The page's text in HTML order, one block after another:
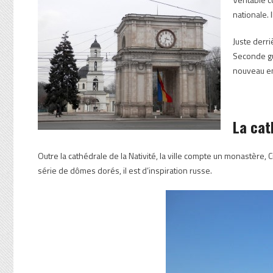
nationale.
Juste
Seconde
nouveau
La
Outre la cathédrale de la Nativité, la ville compte un monastère,
série de dômes dorés, il est d’inspiration russe.